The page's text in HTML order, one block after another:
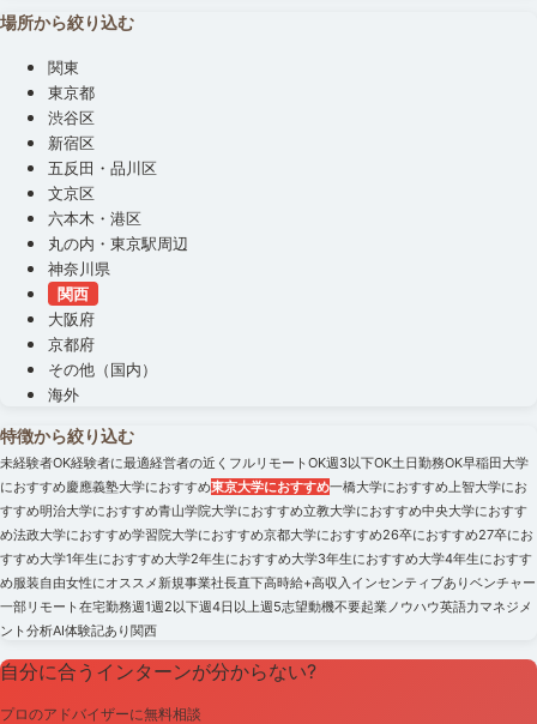
場所から絞り込む
関東
東京都
渋谷区
新宿区
五反田・品川区
文京区
六本木・港区
丸の内・東京駅周辺
神奈川県
関西
大阪府
京都府
その他（国内）
海外
特徴から絞り込む
未経験者OK経験者に最適経営者の近く フルリモートOK週3以下OK土日勤務OK早稲田大学
におすすめ慶應義塾大学におすすめ東京大学におすすめ一橋大学におすすめ上智大学にお
すすめ明治大学におすすめ青山学院大学におすすめ立教大学におすすめ中央大学におすす
め法政大学におすすめ学習院大学におすすめ京都大学におすすめ26卒におすすめ27卒にお
すすめ大学1年生におすすめ大学2年生におすすめ大学3年生におすすめ大学4年生におすす
め服装自由女性にオススメ新規事業社長直下高時給+高収入 インセンティブありベンチャー
一部リモート在宅勤務週1週2以下週4日以上週5志望動機不要起業ノウハウ英語力マネジメ
ント分析AI体験記あり関西
自分に合うインターンが分からない?
プロのアドバイザーに無料相談